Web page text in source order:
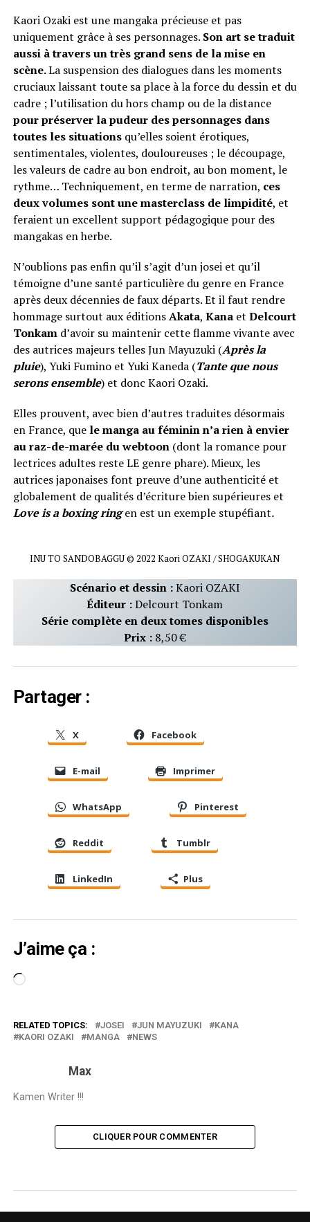
Kaori Ozaki est une mangaka précieuse et pas
uniquement grâce à ses personnages. Son art se traduit
aussi à travers un très grand sens de la mise en
scène.La suspension des dialogues dans les moments
cruciaux laissant toute sa place à la force du dessin et du
cadre ; l’utilisation du hors champ ou de la distance
pour préserver la pudeur des personnages dans
toutes les situations qu’elles soient érotiques,
sentimentales, violentes, douloureuses ; le découpage,
les valeurs de cadre au bon endroit, au bon moment, le
rythme… Techniquement, en terme de narration, ces
deux volumes sont une masterclass de limpidité, et
feraient un excellent support pédagogique pour des
mangakas en herbe.
N’oublions pas enfin qu’il s’agit d’un josei et qu’il
témoigne d’une santé particulière du genre en France
après deux décennies de faux départs. Et il faut rendre
hommage surtout aux éditionsAkata, Kanaet Delcourt
Tonkamd’avoir su maintenir cette flamme vivante avec
des autrices majeurs telles Jun Mayuzuki (Après la
pluie), Yuki Fumino et Yuki Kaneda (Tante que nous
serons ensemble) et donc Kaori Ozaki.
Elles prouvent, avec bien d’autres traduites désormais
en France, que le manga au féminin n’a rien à envier
au raz-de-marée du webtoon(dont la romance pour
lectrices adultes reste LE genre phare). Mieux, les
autrices japonaises font preuve d’une authenticité et
globalement de qualités d’écriture bien supérieures et
Love is a boxing ring en est un exemple stupéfiant.
INU TO SANDOBAGGU © 2022 Kaori OZAKI / SHOGAKUKAN
Scénario et dessin :Kaori OZAKI
Éditeur :Delcourt Tonkam
Série complète en deux tomes disponibles
Prix :8,50 €
Partager :
X Facebook
E-mail Imprimer
WhatsApp Pinterest
Reddit Tumblr
LinkedIn Plus
J’aime ça :
Chargement…
RELATED TOPICS: JOSEI JUN MAYUZUKI
KANA
KAORI OZAKI
MANGA NEWS
Max
Kamen Writer !!!
CLIQUER POUR COMMENTER